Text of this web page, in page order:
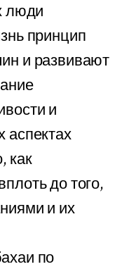
люди
принцип
и развивают
и
аспектах
как
до того,
и их
по